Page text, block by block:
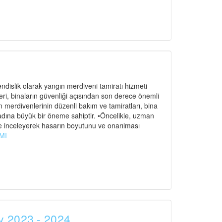
olarak yangın merdiveni tamiratı hizmeti
binaların güvenliği açısından son derece önemli
merdivenlerinin düzenli bakım ve tamiratları, bina
büyük bir öneme sahiptir. •Öncelikle, uzman
hasarın boyutunu ve onarılması